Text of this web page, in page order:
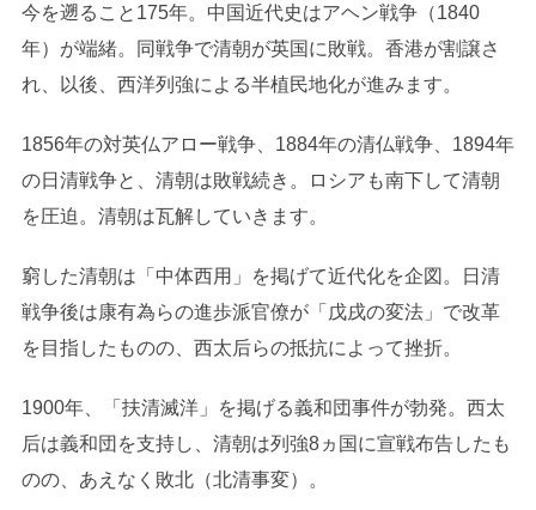
今を遡ること175年。中国近代史はアヘン戦争（1840
年）が端緒。同戦争で清朝が英国に敗戦。香港が割譲さ
れ、以後、西洋列強による半植民地化が進みます。
1856年の対英仏アロー戦争、1884年の清仏戦争、1894年
の日清戦争と、清朝は敗戦続き。ロシアも南下して清朝
を圧迫。清朝は瓦解していきます。
窮した清朝は「中体西用」を掲げて近代化を企図。日清
戦争後は康有為らの進歩派官僚が「戊戌の変法」で改革
を目指したものの、西太后らの抵抗によって挫折。
1900年、「扶清滅洋」を掲げる義和団事件が勃発。西太
后は義和団を支持し、清朝は列強8ヵ国に宣戦布告したも
のの、あえなく敗北（北清事変）。